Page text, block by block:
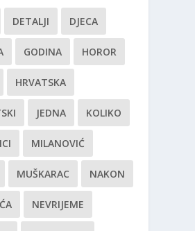
DETALJI DJECA
GODINA HOROR
HRVATSKA
JEDNA KOLIKO
MILANOVIĆ
MUŠKARAC NAKON
NEVRIJEME